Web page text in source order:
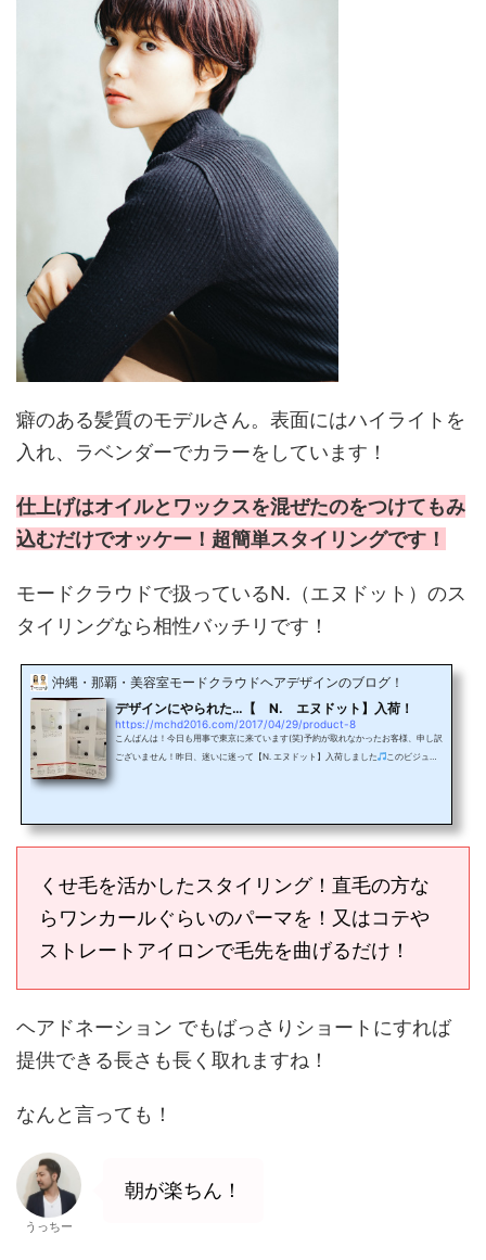
癖のある髪質のモデルさん。表面にはハイライトを
入れ、ラベンダーでカラーをしています！
仕上げはオイルとワックスを混ぜたのをつけてもみ
込むだけでオッケー！超簡単スタイリングです！
モードクラウドで扱っているN.（エヌドット）のス
タイリングなら相性バッチリです！
沖縄・那覇・美容室モードクラウドヘアデザインのブログ！
デザインにやられた…【 N. エヌドット】入荷！
https://mchd2016.com/2017/04/29/product-8
こんばんは！今日も用事で東京に来ています(笑)予約が取れなかったお客様、申し訳
ございません！昨日、迷いに迷って【N. エヌドット】入荷しました
このビジュア
が出来ます！すごいですよね！？スプレー類、スタイリングセラムもなかなか使い
やすそう！残念なのが一つ一つ画像を撮ってな...
くせ毛を活かしたスタイリング！直毛の方な
らワンカールぐらいのパーマを！又はコテや
ストレートアイロンで毛先を曲げるだけ！
ヘアドネーション でもばっさりショートにすれば
提供できる長さも長く取れますね！
なんと言っても！
うっちー
朝が楽ちん！